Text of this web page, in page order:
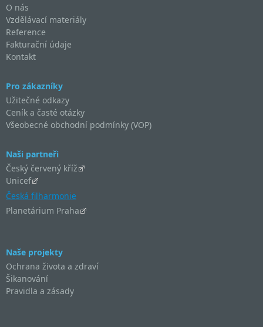
O nás
Vzdělávací materiály
Reference
Fakturační údaje
Kontakt
Pro zákazníky
Užitečné odkazy
Ceník a časté otázky
Všeobecné obchodní podmínky (VOP)
Naši partneři
Český červený kříž
Unicef
Česká filharmonie
Planetárium Praha
Naše projekty
Ochrana života a zdraví
Šikanování
Pravidla a zásady